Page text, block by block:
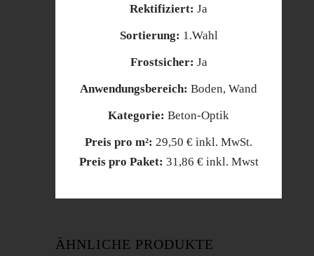
Rektifiziert: Ja
Sortierung: 1.Wahl
Frostsicher: Ja
Anwendungsbereich: Boden, Wand
Kategorie: Beton-Optik
Preis pro m²: 29,50 € inkl. MwSt.
Preis pro Paket: 31,86 € inkl. Mwst
ÄHNLICHE PRODUKTE